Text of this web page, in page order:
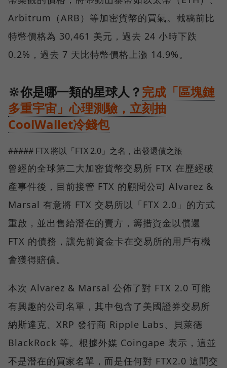
Arbitrum（ARB）等加密貨幣的買氣。截稿前比
特幣價格為 30,461 美元，過去 24 小時下跌
0.2%，過去 7 天比特幣價格上漲 14.9%。
🔆你是哪一類的星球人？完成「區塊鏈
多重宇宙」心理測驗，立刻抽
CoolWallet冷錢包
##### FTX 將以「FTX 2.0」之名，出發還債之旅
曾經的全球第二大加密貨幣交易所 FTX 在歷經破
產事件後，目前接管 FTX 的顧問公司 Alvarez &
Marsal 有意將 FTX 交易所以「FTX 2.0」的方式
重啟，並出售給潛在的賣方，籌措資金以償還
FTX 的債務，讓先前資金卡在交易所的用戶有機
會獲得賠償。
本次 Alvarez & Marsal 公佈了對 FTX 2.0 可能
有興趣的公司名單，其中包含了美國證券交易所
納斯達克、XRP 發行商 Ripple Labs、貝萊德
BlackRock 等。根據外媒 Coingape 表示，這並
不是潛在的買家名單，而是任何對 FTX2.0 這間交